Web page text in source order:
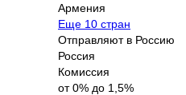
Армения
Еще 10 стран
Отправляют в Россию
Россия
Комиссия
от 0% до 1,5%